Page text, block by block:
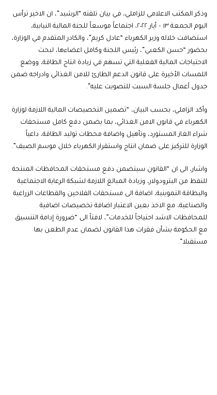
وذكر المكتب الاعلامي للزاملي، في بيان تلقته “الرشيد”، ان الاخير ترأس
اليوم الجمعة ١٣ – أيار ٢٠٢٢، اجتماعاً موسعاً للجنة المالية النيابية،
استضافت خلاله وزير الكهرباء “عادل كريم”، والكادر المتقدم في الوزارة،
بحضور “حسن الكعبي”، رئيس اللجنة وكامل اعضاءها، لبحث
الاحتياجات المالية الفعلية التي تسهم في زيادة انتاج الطاقة، ووضع
اللمسات الأخيرة على قانون الدعم الطارئ للامن الغذائي وادراجه ضمن
جدول أعمال جلسة السبت للتصويت عليه”.
وأكد الزاملي، بحسب البيان، “تضمين التخصيصات المالية اللازمة لوزارة
الكهرباء في قانون الامن الغذائي، بما يضمن دفع كامل مستحقات
شراء الغاز المستورد، وتأهيل واضافة محطات توليد الطاقة، داعياً
الوزارة للتركيز على ضمان انتاج واستقرار الكهرباء خلال موسم الصيف”.
واشار، الى ان “القانون سيتضمن دفع مستحقات المحافظات المنتجة
للنفط من البترودولار، وزيادة المبالغ اللازمة لشبكة الرعاية الاجتماعية
والبطاقة التموينية، اضافة الى مستحقات الفلاحين والقطاعات الزراعية
والصناعية، مع الاخذ بعين الاعتبار اضافة تخصيصات اضافية
للمحافظات الاشد احتياجاً للخدمات”، لافتاً الى “ضرورة إدامة التنسيق
مع الحكومة بشأن فقرات هذا القانون لضمان عدم الطعن بها
مستقبلا”.